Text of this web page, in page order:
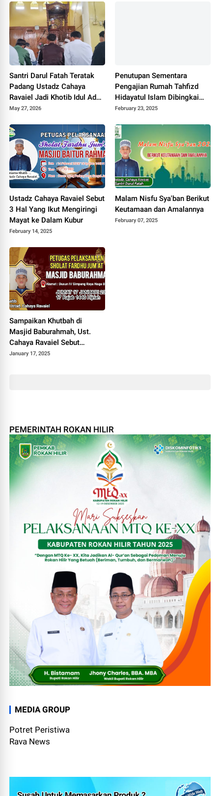
Santri Darul Fatah Teratak
Padang Ustadz Cahaya
Ravaiel Jadi Khotib Idul Adha
di Masjid Al-Amin Desa
May 27, 2026
Penutupan Sementara
Pengajian Rumah Tahfizd
Hidayatul Islam Dibingkai
Dengan Makan Bajambau
February 23, 2025
Ustadz Cahaya Ravaiel Sebut
3 Hal Yang Ikut Mengiringi
Mayat ke Dalam Kubur
February 14, 2025
Malam Nisfu Sya'ban Berikut
Keutamaan dan Amalannya
February 07, 2025
Sampaikan Khutbah di
Masjid Baburahmah, Ust.
Cahaya Ravaiel Sebut
Kemuliaan Manusia Terletak
January 17, 2025
PEMERINTAH ROKAN HILIR
MEDIA GROUP
Potret Peristiwa
Rava News